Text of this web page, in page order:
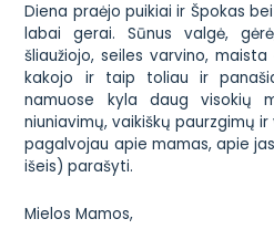
Diena praėjo puikiai ir Špokas
labai gerai. Sūnus valgė,
šliaužiojo, seiles varvino,
kakojo ir taip toliau ir
namuose kyla daug visokių
niuniavimų, vaikiškų paurzgimų
pagalvojau apie mamas, apie
išeis) parašyti.
Mielos Mamos,